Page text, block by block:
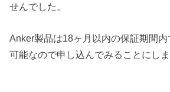
せんでした。
Anker製品は18ヶ月以内の保証期間
可能なので申し込んでみることにしま